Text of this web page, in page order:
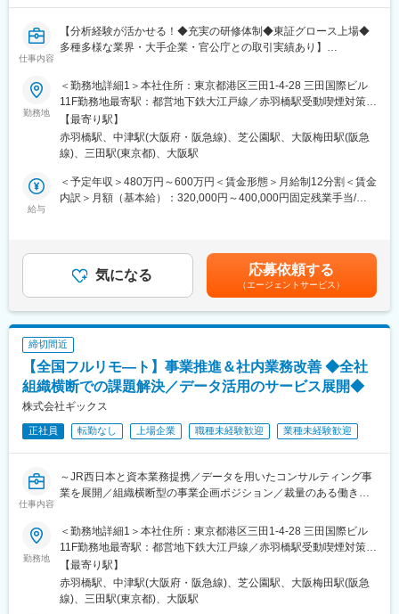
技術面のインプットを行います。約1か月程度は、ロールプレイの
ような形で試作品を作成いただくことから始める予定です。
ど簡単なことからお任せしていき、徐々に設計などもお任せでき
るようになることを期待しています。
■働き方：
・ほとんどの方がリモートで勤務しており、チャットやWeb通話
などで随時コミュニケーションを取りながら業務を行っていま
す。
・フルフレックス制のため、私用で途中抜けするなども可能で自
由度の高い働き方が可能です。
アナリティクスチーム→エンジニアチームへの移籍や、エンジニ
アチームからプロダクト開発チームへ移籍など豊富なキャリアパ
スがあります。上長との1on1を通して志向性や関心を整理しなが
変更の範囲：会社の定める業務
仕事内容
【分析経験が活かせる！◆充実の研修体制◆東証グロース上場◆
多種多様な業界・大手企業・官公庁との取引実績あり】
■採用背景
データを活用して企業の業務課題を解決する当社にて、データア
ナリストを募集いたします。現在、多数のクライアントから案件
をお預かりしています。事業拡大や並行したプロジェクト推進を
するため、今回は増員として採用を予定しています。
データ分析を通じて現場を変えたいという想いを持った社員が多
数在籍しています。
本ポジションはアナリスト職として「知りたいことが分かる分
析」「議論するための材料となる分析」「仮説が正しいか検証で
（1）鉄道生産性向上
・CBMへの統計学的/機械学習的アプローチの適用
・流動データの可視化と、それに基づく施策の検討
（2）マーケティング分野への適用拡大
・山陽新幹線および近畿圏在来線の収益向上に関する共同プロジ
・ICOCAデータ分析における共同プロジェクトおよび、共同特許
■プロジェクトの流れイメージ（あくまでも一例となります）
１．クライアントの課題をヒアリング、整理する
３．受け取ったデータを把握し、データ整備や加工を行う
４．分析設計を行う
５．データの可視化・分析を行う
６．分析から見出した示唆出しや解釈をもってクライアントと討
議する
勤務地
＜勤務地詳細1＞本社住所：東京都港区三田1-4-28 三田国際ビル
11F勤務地最寄駅：都営地下鉄大江戸線／赤羽橋駅受動喫煙対策：
敷地内喫煙可能場所あり＜勤務地詳細2＞大阪オフィス住所：大阪
府大阪市北区大深町6番38号 グラングリーン大阪 北館 JAM
BASE 4階 JAM-STUDIO 404号室勤務地最寄駅：JR線／大阪駅受
【最寄り駅】
赤羽橋駅、中津駅(大阪府・阪急線)、芝公園駅、大阪梅田駅(阪急
線)、三田駅(東京都)、大阪駅
給与
＜予定年収＞480万円～600万円＜賃金形態＞月給制12分割＜賃金
内訳＞月額（基本給）：320,000円～400,000円固定残業手当/
＞オファー年収はご経験・スキルに応じて決定いたします。リア
ルタイムプロモーションという評価制度があり、毎月、昇給の機
会があります。過去には入社2ヶ月で給与が上がった方もいます。
賃金はあくまでも目安の金額であり、選考を通じて上下する可能
性があります。月給(月額)は固定手当を含めた表記です。
気になる 応募依頼する
（エージェントサービス）
締切間近
【全国フルリモ―ト】事業推進＆社内業務改善 ◆全社
組織横断での課題解決／データ活用のサービス展開◆
株式会社ギックス
正社員 転勤なし 上場企業 職種未経験歓迎 業種未経験歓迎
仕事内容
～JR西日本と資本業務提携／データを用いたコンサルティング事
業を展開／組織横断型の事業企画ポジション／裁量のある働き
当社の今後のスケールの為に、経営とスタッフ双方とコミュニケ
ーションを取りながら、組織横断で社内外の事業推進に幅広く取
り組んでいただきます。
■業務詳細
勤務地
＜勤務地詳細1＞本社住所：東京都港区三田1-4-28 三田国際ビル
11F勤務地最寄駅：都営地下鉄大江戸線／赤羽橋駅受動喫煙対策：
敷地内喫煙可能場所あり＜勤務地詳細2＞大阪オフィス住所：大阪
府大阪市北区大深町6番38号 グラングリーン大阪 北館 JAM
BASE 4階 JAM-STUDIO 404号室勤務地最寄駅：JR線／大阪駅受
【最寄り駅】
赤羽橋駅、中津駅(大阪府・阪急線)、芝公園駅、大阪梅田駅(阪急
線)、三田駅(東京都)、大阪駅